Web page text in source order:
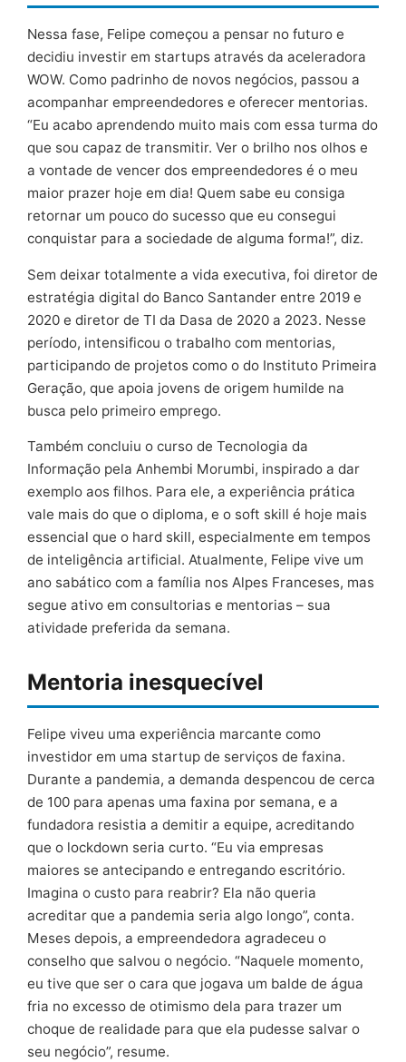
Nessa fase, Felipe começou a pensar no futuro e
decidiu investir em startups através da aceleradora
WOW. Como padrinho de novos negócios, passou a
acompanhar empreendedores e oferecer mentorias.
“Eu acabo aprendendo muito mais com essa turma do
que sou capaz de transmitir. Ver o brilho nos olhos e
a vontade de vencer dos empreendedores é o meu
maior prazer hoje em dia! Quem sabe eu consiga
retornar um pouco do sucesso que eu consegui
conquistar para a sociedade de alguma forma!”, diz.
Sem deixar totalmente a vida executiva, foi diretor de
estratégia digital do Banco Santander entre 2019 e
2020 e diretor de TI da Dasa de 2020 a 2023. Nesse
período, intensificou o trabalho com mentorias,
participando de projetos como o do Instituto Primeira
Geração, que apoia jovens de origem humilde na
busca pelo primeiro emprego.
Também concluiu o curso de Tecnologia da
Informação pela Anhembi Morumbi, inspirado a dar
exemplo aos filhos. Para ele, a experiência prática
vale mais do que o diploma, e o soft skill é hoje mais
essencial que o hard skill, especialmente em tempos
de inteligência artificial. Atualmente, Felipe vive um
ano sabático com a família nos Alpes Franceses, mas
segue ativo em consultorias e mentorias – sua
atividade preferida da semana.
Mentoria inesquecível
Felipe viveu uma experiência marcante como
investidor em uma startup de serviços de faxina.
Durante a pandemia, a demanda despencou de cerca
de 100 para apenas uma faxina por semana, e a
fundadora resistia a demitir a equipe, acreditando
que o lockdown seria curto. “Eu via empresas
maiores se antecipando e entregando escritório.
Imagina o custo para reabrir? Ela não queria
acreditar que a pandemia seria algo longo”, conta.
Meses depois, a empreendedora agradeceu o
conselho que salvou o negócio. “Naquele momento,
eu tive que ser o cara que jogava um balde de água
fria no excesso de otimismo dela para trazer um
choque de realidade para que ela pudesse salvar o
seu negócio”, resume.